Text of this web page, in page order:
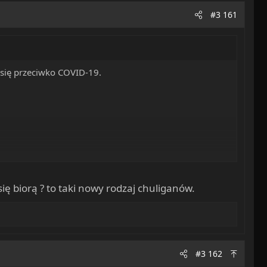
#3 161
przeciwko COVID-19.
biorą ? to taki nowy rodzaj chuliganów.
#3 162